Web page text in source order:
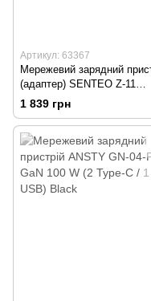
Артикул: 63367
Мережевий зарядний
(адаптер) SENTEO Z-11
PD100W 2Type-c+1USB
Certificate CE Black
1 839 грн